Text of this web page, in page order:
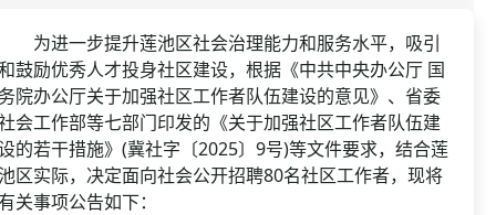
面试补录
历年真题
公务员课程
进一步提升莲池区社会治理能力和服务水平，吸引
鼓励优秀人才投身社区建设，根据《中共中央办公厅 国
院办公厅关于加强社区工作者队伍建设的意见》、省委
会工作部等七部门印发的《关于加强社区工作者队伍建
的若干措施》(冀社字〔2025〕9号)等文件要求，结合莲
区实际，决定面向社会公开招聘80名社区工作者，现将
关事项公告如下：